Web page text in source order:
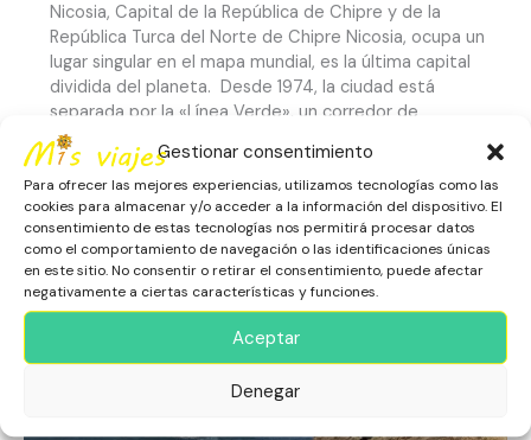
Gestionar consentimiento
Para ofrecer las mejores experiencias, utilizamos tecnologías como las
cookies para almacenar y/o acceder a la información del dispositivo. El
consentimiento de estas tecnologías nos permitirá procesar datos
como el comportamiento de navegación o las identificaciones únicas
en este sitio. No consentir o retirar el consentimiento, puede afectar
negativamente a ciertas características y funciones.
Aceptar
Denegar
Nicosia, Capital de la República de Chipre y de la
República Turca del Norte de Chipre Nicosia, ocupa un
lugar singular en el mapa mundial, es la última capital
dividida del planeta. Desde 1974, la ciudad está
separada por la «Línea Verde», un corredor de
amortiguación controlado por las Naciones Unidas que la
divide entre
Leer más »
La